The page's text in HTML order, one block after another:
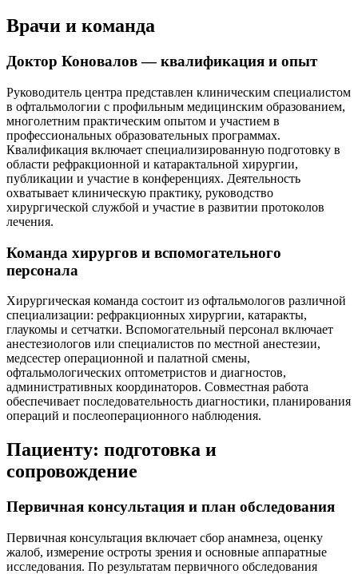
Врачи и команда
Доктор Коновалов — квалификация и опыт
Руководитель центра представлен клиническим специалистом
в офтальмологии с профильным медицинским образованием,
многолетним практическим опытом и участием в
профессиональных образовательных программах.
Квалификация включает специализированную подготовку в
области рефракционной и катарактальной хирургии,
публикации и участие в конференциях. Деятельность
охватывает клиническую практику, руководство
хирургической службой и участие в развитии протоколов
лечения.
Команда хирургов и вспомогательного
персонала
Хирургическая команда состоит из офтальмологов различной
специализации: рефракционных хирургии, катаракты,
глаукомы и сетчатки. Вспомогательный персонал включает
анестезиологов или специалистов по местной анестезии,
медсестер операционной и палатной смены,
офтальмологических оптометристов и диагностов,
административных координаторов. Совместная работа
обеспечивает последовательность диагностики, планирования
операций и послеоперационного наблюдения.
Пациенту: подготовка и
сопровождение
Первичная консультация и план обследования
Первичная консультация включает сбор анамнеза, оценку
жалоб, измерение остроты зрения и основные аппаратные
исследования. По результатам первичного обследования